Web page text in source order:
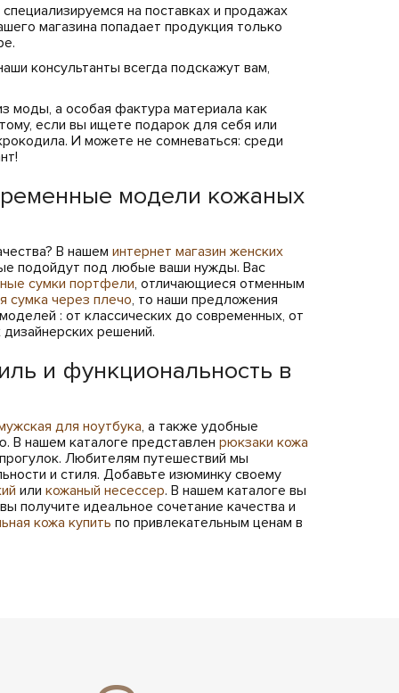
на поставках и продажах
магазина попадает продукция только
консультанты всегда подскажут вам,
моды, а особая фактура материала как
если вы ищете подарок для себя или
И можете не сомневаться: среди
модели кожаных
В нашем интернет магазин женских
подойдут под любые ваши нужды. Вас
сумки портфели, отличающиеся отменным
сумка через плечо, то наши предложения
: от классических до современных, от
решений.
и функциональность в
для ноутбука, а также удобные
В нашем каталоге представлен рюкзаки кожа
Любителям путешествий мы
и стиля. Добавьте изюминку своему
или кожаный несессер. В нашем каталоге вы
получите идеальное сочетание качества и
кожа купить по привлекательным ценам в